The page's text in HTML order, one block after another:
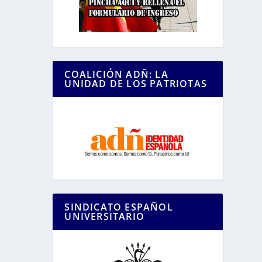
COALICIÓN ADÑ: LA
UNIDAD DE LOS PATRIOTAS
SINDICATO ESPAÑOL
UNIVERSITARIO